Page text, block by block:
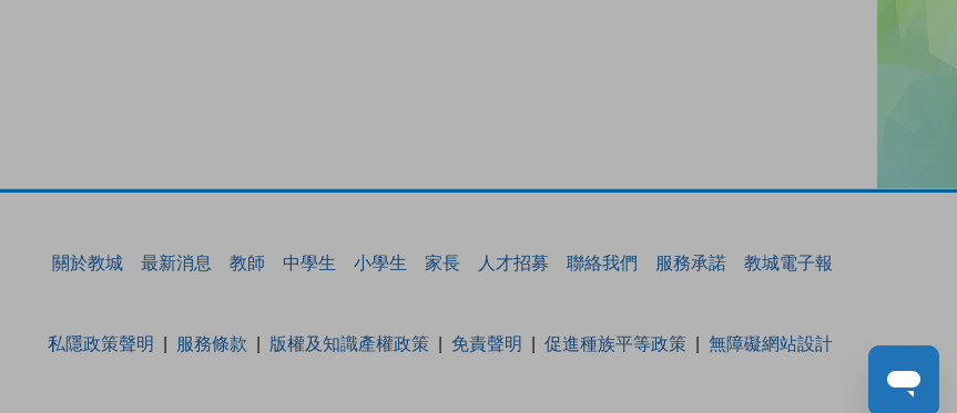
關於教城 最新消息 教師 中學生 小學生 家長 人才招募 聯絡我們 服務承諾 教城電子報
私隱政策聲明 服務條款 版權及知識產權政策 免責聲明 促進種族平等政策 無障礙網站設計